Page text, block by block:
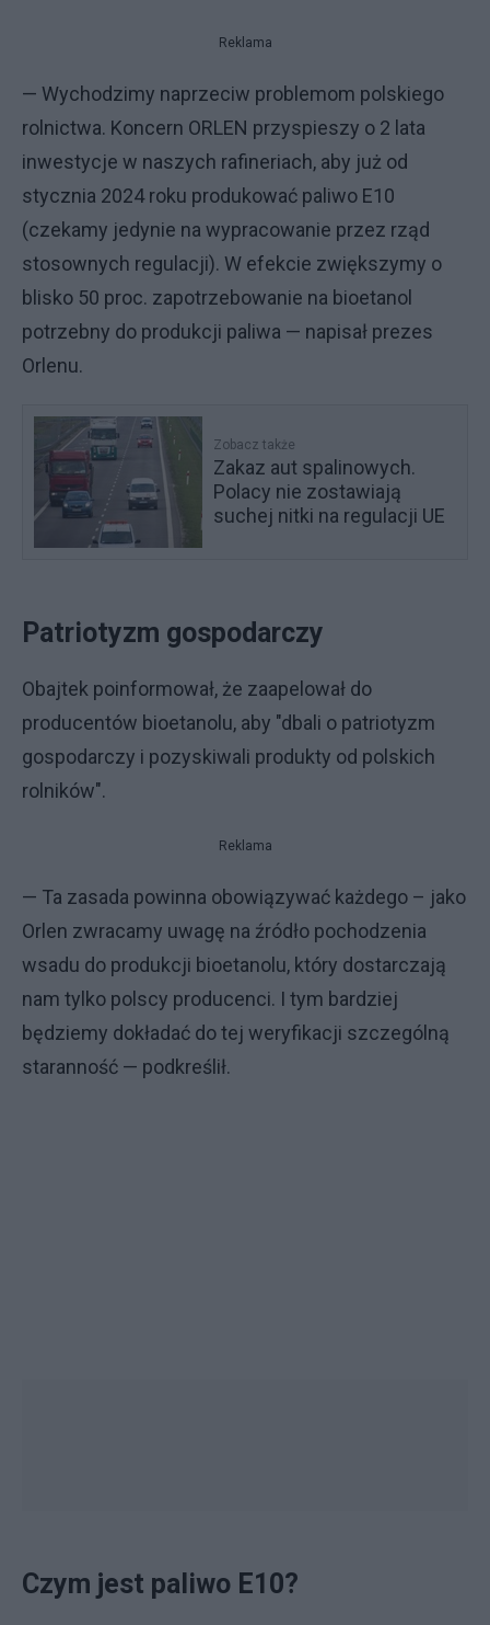
Reklama
— Wychodzimy naprzeciw problemom polskiego
rolnictwa. Koncern ORLEN przyspieszy o 2 lata
inwestycje w naszych rafineriach, aby już od
stycznia 2024 roku produkować paliwo E10
(czekamy jedynie na wypracowanie przez rząd
stosownych regulacji). W efekcie zwiększymy o
blisko 50 proc. zapotrzebowanie na bioetanol
potrzebny do produkcji paliwa — napisał prezes
Orlenu.
Zobacz także
Zakaz aut spalinowych.
Polacy nie zostawiają
suchej nitki na regulacji UE
Patriotyzm gospodarczy
Obajtek poinformował, że zaapelował do
producentów bioetanolu, aby "dbali o patriotyzm
gospodarczy i pozyskiwali produkty od polskich
rolników".
Reklama
— Ta zasada powinna obowiązywać każdego – jako
Orlen zwracamy uwagę na źródło pochodzenia
wsadu do produkcji bioetanolu, który dostarczają
nam tylko polscy producenci. I tym bardziej
będziemy dokładać do tej weryfikacji szczególną
staranność — podkreślił.
Czym jest paliwo E10?